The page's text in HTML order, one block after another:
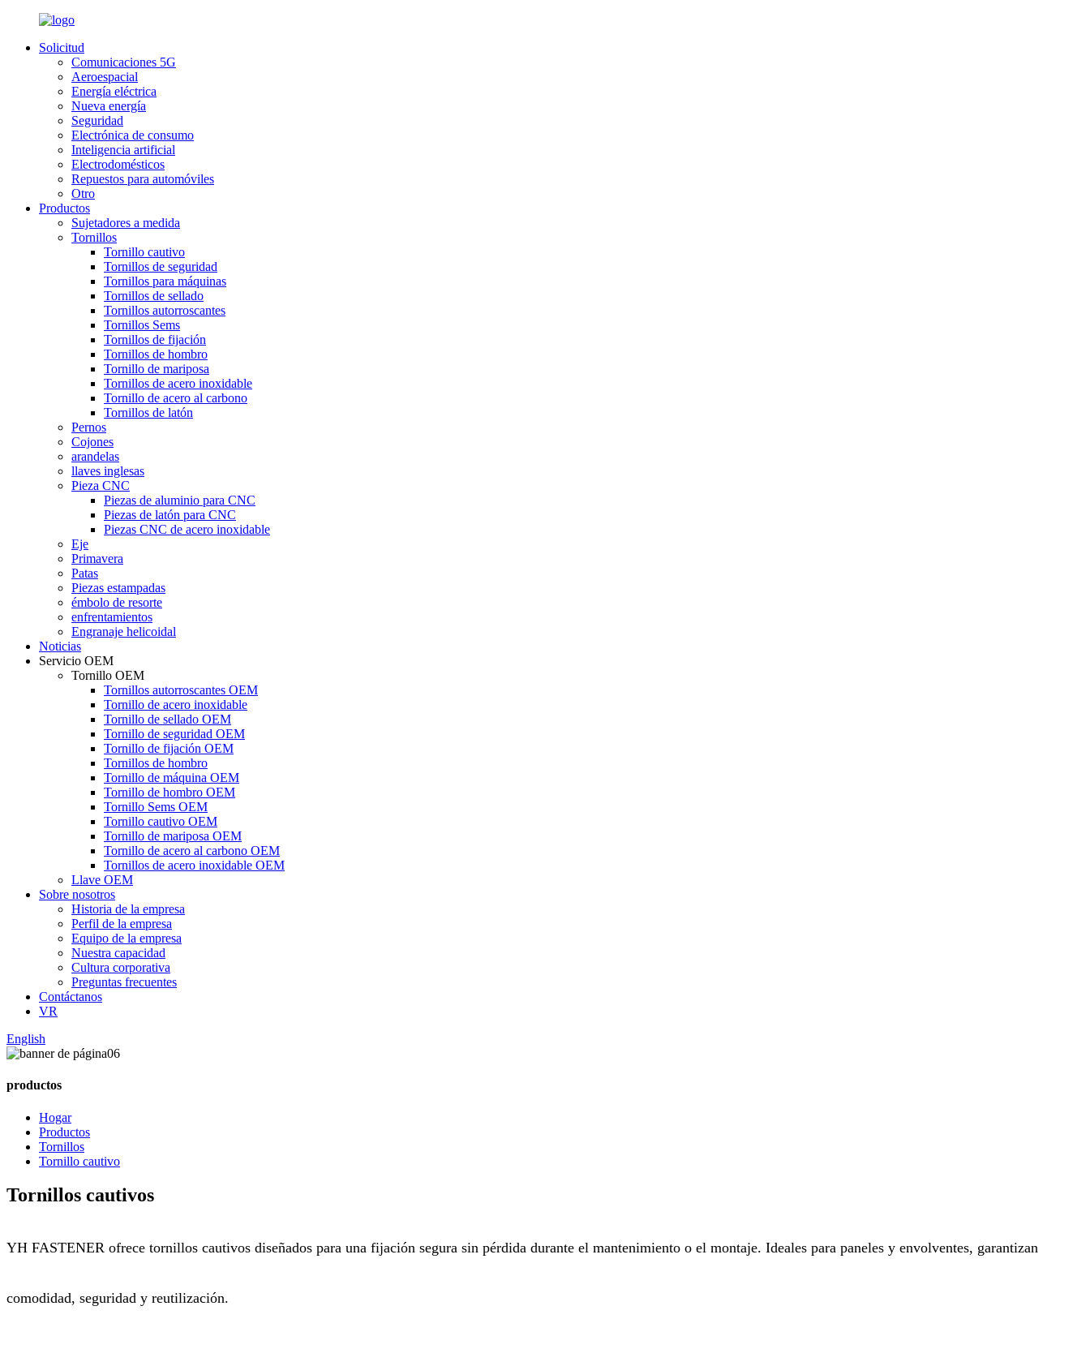
Solicitud
Comunicaciones 5G
Aeroespacial
Energía eléctrica
Nueva energía
Seguridad
Electrónica de consumo
Inteligencia artificial
Electrodomésticos
Repuestos para automóviles
Otro
Productos
Sujetadores a medida
Tornillos
Tornillo cautivo
Tornillos de seguridad
Tornillos para máquinas
Tornillos de sellado
Tornillos autorroscantes
Tornillos Sems
Tornillos de fijación
Tornillos de hombro
Tornillo de mariposa
Tornillos de acero inoxidable
Tornillo de acero al carbono
Tornillos de latón
Pernos
Cojones
arandelas
llaves inglesas
Pieza CNC
Piezas de aluminio para CNC
Piezas de latón para CNC
Piezas CNC de acero inoxidable
Eje
Primavera
Patas
Piezas estampadas
émbolo de resorte
enfrentamientos
Engranaje helicoidal
Noticias
Servicio OEM
Tornillo OEM
Tornillos autorroscantes OEM
Tornillo de acero inoxidable
Tornillo de sellado OEM
Tornillo de seguridad OEM
Tornillo de fijación OEM
Tornillos de hombro
Tornillo de máquina OEM
Tornillo de hombro OEM
Tornillo Sems OEM
Tornillo cautivo OEM
Tornillo de mariposa OEM
Tornillo de acero al carbono OEM
Tornillos de acero inoxidable OEM
Llave OEM
Sobre nosotros
Historia de la empresa
Perfil de la empresa
Equipo de la empresa
Nuestra capacidad
Cultura corporativa
Preguntas frecuentes
Contáctanos
VR
English
productos
Hogar
Productos
Tornillos
Tornillo cautivo
Tornillos cautivos
YH FASTENER ofrece tornillos cautivos diseñados para una fijación segura sin pérdida durante el mantenimiento o el montaje. Ideales para paneles y envolventes, garantizan
comodidad, seguridad y reutilización.